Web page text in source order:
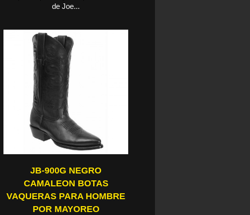
de Joe...
JB-900G NEGRO
CAMALEON BOTAS
VAQUERAS PARA HOMBRE
POR MAYOREO